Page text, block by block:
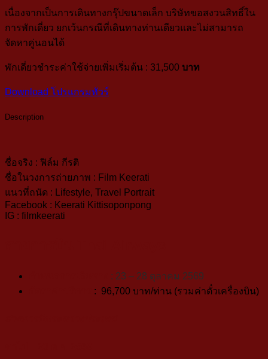
เนื่องจากเป็นการเดินทางกรุ๊ปขนาดเล็ก บริษัทขอสงวนสิทธิ์ใน
การพักเดี่ยว ยกเว้นกรณีที่เดินทางท่านเดียวและไม่สามารถ
จัดหาคู่นอนได้
พักเดี่ยวชำระค่าใช้จ่ายเพิ่มเริ่มต้น : 31,500 บาท
Download โปรแกรมทัวร์
Description
ชื่อจริง : ฟิล์ม กีรติ
ชื่อในวงการถ่ายภาพ : Film Keerati
แนวที่ถนัด : Lifestyle, Travel Portrait
Facebook : Keerati Kittisoponpong
IG : filmkeerati
: 23 – 28 ตุลาคม 2569
: 96,700 บาท/ท่าน (รวมค่าตั๋วเครื่องบิน)